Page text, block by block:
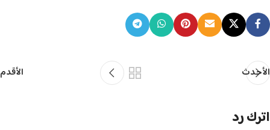
الأحدث الأقدم
اترك رد